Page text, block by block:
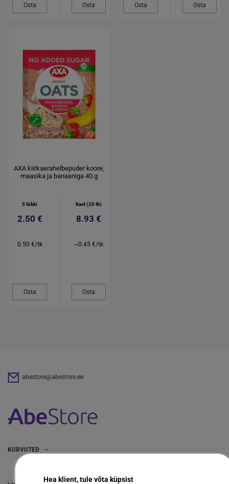
Osta Osta Osta Osta
AXA kiirkaerahelbepuder koore,
maasika ja banaaniga 40 g
5 tükki
2.50 €
0.50 €/tk
Osta
Kast (20 tk)
8.93 €
~0.45 €/tk
Osta
abestore@abestore.ee
KIIRVIITED
Hea klient, tule võta küpsist